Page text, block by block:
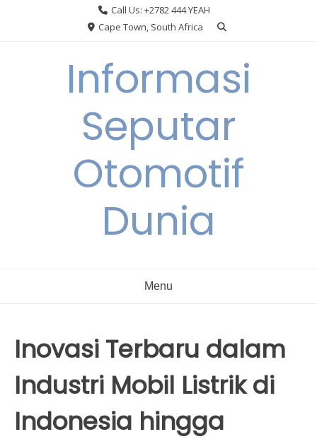
Call Us: +2782 444 YEAH
Cape Town, South Africa
Informasi
Seputar
Otomotif
Dunia
Menu
Inovasi Terbaru dalam
Industri Mobil Listrik di
Indonesia hingga